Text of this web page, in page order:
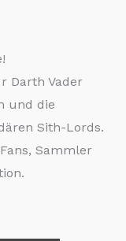
Darth Vader
und die
Sith-Lords.
Sammler